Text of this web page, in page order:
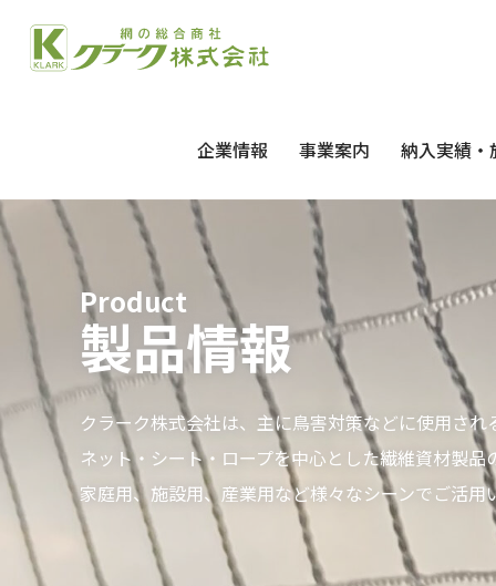
企業情報 事業案内 納入実績・
製品情報
Product
クラーク株式会社は、主に鳥害対策などに使用され
ネット・シート・ロープを中心とした繊維資材製
家庭用、施設用、産業用など様々なシーンでご活